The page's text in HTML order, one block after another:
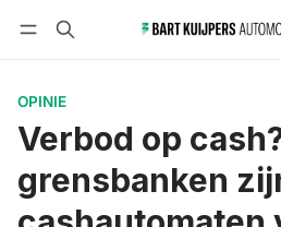
OPINIE
Verbod op
grensbanken